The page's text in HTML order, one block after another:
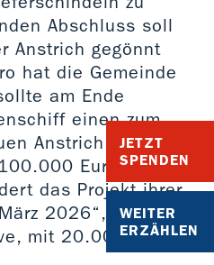
JETZT
SPENDEN
WEITER
ERZÄHLEN
Abschluss soll
Anstrich gegönnt
hat die Gemeinde
am Ende
einen zum
Anstrich erhalten,
Euro hinzu.
das Projekt ihrer
2026“, eine
mit 20.000 Euro.